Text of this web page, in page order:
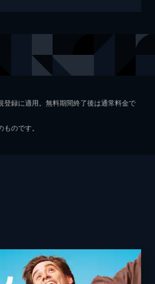
エマ・ストーン
キャリー・ヘルナンデス
トム・エヴェレット・スコット
録に適用。無料期間終了後は通常料金で
のです。